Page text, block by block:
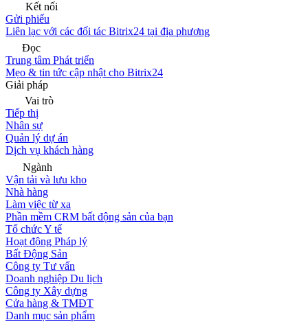
Kết nối
Gửi phiếu
Liên lạc với các đối tác Bitrix24 tại địa phương
Đọc
Trung tâm Phát triển
Mẹo & tin tức cập nhật cho Bitrix24
Giải pháp
Vai trò
Tiếp thị
Nhân sự
Quản lý dự án
Dịch vụ khách hàng
Ngành
Vận tải và lưu kho
Nhà hàng
Làm việc từ xa
Phần mềm CRM bất động sản của bạn
Tổ chức Y tế
Hoạt động Pháp lý
Bất Động Sản
Công ty Tư vấn
Doanh nghiệp Du lịch
Công ty Xây dựng
Cửa hàng & TMĐT
Danh mục sản phẩm